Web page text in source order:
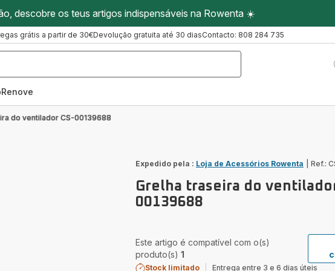
descobre os teus artigos indispensáveis na Rowenta ☀️
grátis a partir de 30€Devolução gratuita até 30 diasContacto: 808 284 735
do ventilador CS-00139688
Expedido pela : Loja de Acessórios Rowenta Ref.:
Grelha traseira do
00139688
Este artigo é compatível com o(s)
produto(s) 1
Stock limitado Entrega entre 3 e 6 dias úteis